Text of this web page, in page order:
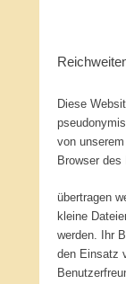
Diese
von
Browser des
übertragen
kleine
werden. Ihr
den Einsatz